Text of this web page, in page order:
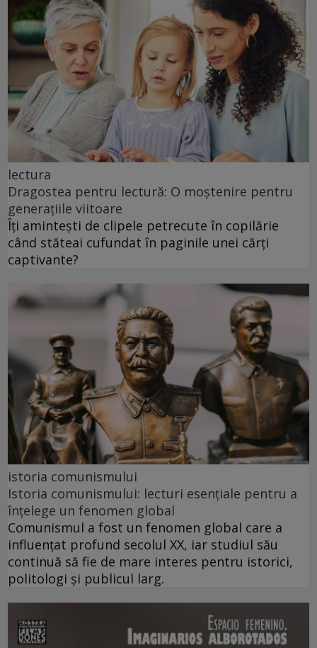
lectura
Dragostea pentru lectură: O moștenire pentru
generațiile viitoare
Îți amintești de clipele petrecute în copilărie
când stăteai cufundat în paginile unei cărți
captivante?
istoria comunismului
Istoria comunismului: lecturi esențiale pentru a
înțelege un fenomen global
Comunismul a fost un fenomen global care a
influențat profund secolul XX, iar studiul său
continuă să fie de mare interes pentru istorici,
politologi și publicul larg.